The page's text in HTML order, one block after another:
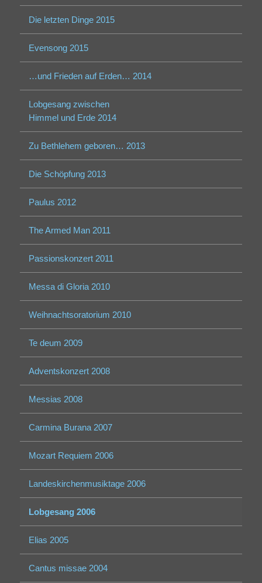
Die letzten Dinge 2015
Evensong 2015
…und Frieden auf Erden… 2014
Lobgesang zwischen
Himmel und Erde 2014
Zu Bethlehem geboren… 2013
Die Schöpfung 2013
Paulus 2012
The Armed Man 2011
Passionskonzert 2011
Messa di Gloria 2010
Weihnachtsoratorium 2010
Te deum 2009
Adventskonzert 2008
Messias 2008
Carmina Burana 2007
Mozart Requiem 2006
Landeskirchenmusiktage 2006
Lobgesang 2006
Elias 2005
Cantus missae 2004